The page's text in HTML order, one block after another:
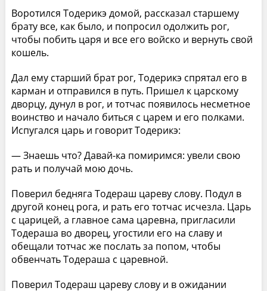
Воротился Тодерикэ домой, рассказал старшему
брату все, как было, и попросил одолжить рог,
чтобы побить царя и все его войско и вернуть свой
кошель.
Дал ему старший брат рог, Тодерикэ спрятал его в
карман и отправился в путь. Пришел к царскому
дворцу, дунул в рог, и тотчас появилось несметное
воинство и начало биться с царем и его полками.
Испугался царь и говорит Тодерикэ:
— Знаешь что? Давай-ка помиримся: увели свою
рать и получай мою дочь.
Поверил бедняга Тодераш цареву слову. Подул в
другой конец рога, и рать его тотчас исчезла. Царь
с царицей, а главное сама царевна, пригласили
Тодераша во дворец, угостили его на славу и
обещали тотчас же послать за попом, чтобы
обвенчать Тодераша с царевной.
Поверил Тодераш цареву слову и в ожидании